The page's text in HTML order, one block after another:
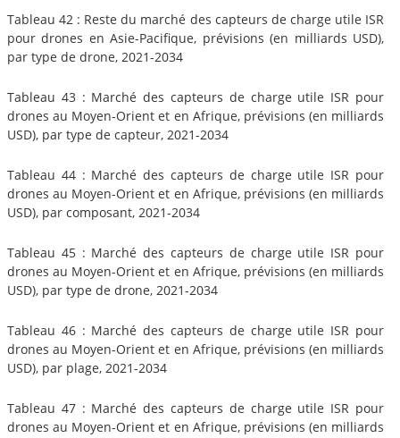
Tableau 42 : Reste du marché des capteurs de charge utile ISR
pour drones en Asie-Pacifique, prévisions (en milliards USD),
par type de drone, 2021-2034
Tableau 43 : Marché des capteurs de charge utile ISR pour
drones au Moyen-Orient et en Afrique, prévisions (en milliards
USD), par type de capteur, 2021-2034
Tableau 44 : Marché des capteurs de charge utile ISR pour
drones au Moyen-Orient et en Afrique, prévisions (en milliards
USD), par composant, 2021-2034
Tableau 45 : Marché des capteurs de charge utile ISR pour
drones au Moyen-Orient et en Afrique, prévisions (en milliards
USD), par type de drone, 2021-2034
Tableau 46 : Marché des capteurs de charge utile ISR pour
drones au Moyen-Orient et en Afrique, prévisions (en milliards
USD), par plage, 2021-2034
Tableau 47 : Marché des capteurs de charge utile ISR pour
drones au Moyen-Orient et en Afrique, prévisions (en milliards